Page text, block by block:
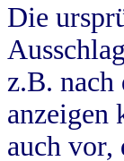
Die
z.B.
anzeigen
auch vor,